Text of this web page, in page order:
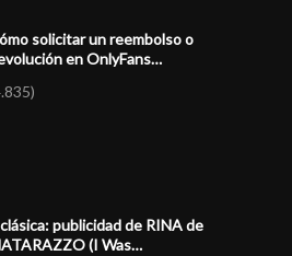
solicitar un reembolso o
en OnlyFans…
publicidad de RINA de
(I Was…